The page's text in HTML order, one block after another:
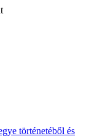
történetéből és